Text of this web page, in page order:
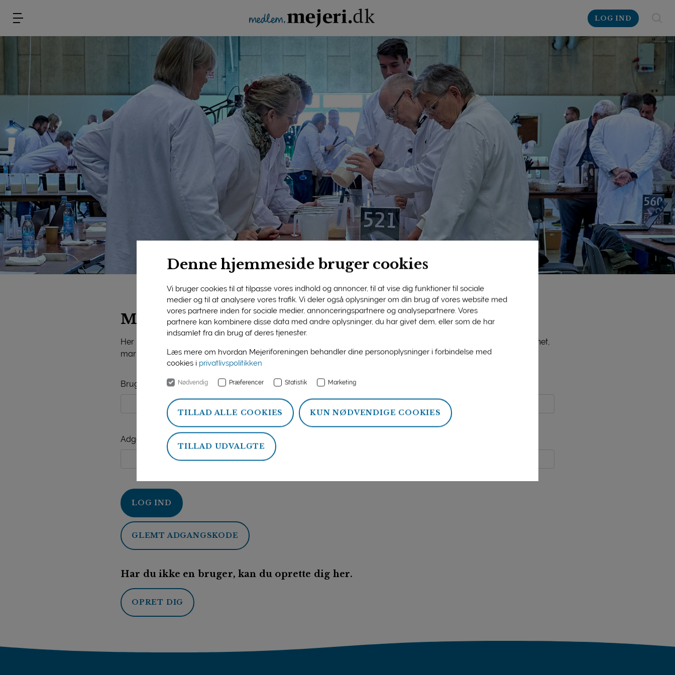
Denne hjemmeside bruger cookies
Vi bruger cookies til at tilpasse vores indhold og annoncer, til at vise dig funktioner til sociale
medier og til at analysere vores trafik. Vi deler også oplysninger om din brug af vores website med
vores partnere inden for sociale medier, annonceringspartnere og analysepartnere. Vores
partnere kan kombinere disse data med andre oplysninger, du har givet dem, eller som de har
indsamlet fra din brug af deres tjenester.
Læs mere om hvordan Mejeriforeningen behandler dine personoplysninger i forbindelse med
cookies i privatlivspolitikken
Nødvendig Præferencer Statistik Marketing
TILLAD ALLE COOKIES KUN NØDVENDIGE COOKIES
TILLAD UDVALGTE
LOG IND
Mejeriforeningens medlemsside
Her på siden finder du viden og information om ydelser, som Mejeriforeningen tilbyder sine medlemmer, bl.a. PLInet,
markedsorientering, mejeristatistik, politik og arrangementer.
Brugernavn
Adgangskode
LOG IND
GLEMT ADGANGSKODE
Har du ikke en bruger, kan du oprette dig her.
OPRET DIG